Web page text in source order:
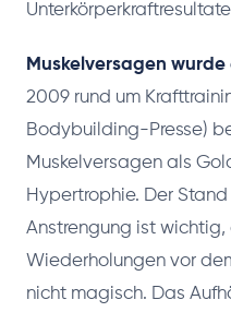
Muskelversagen
2009 rund um
Bodybuilding-Presse)
Muskelversagen als
Hypertrophie. Der
Anstrengung ist
Wiederholungen vor
nicht magisch. Das